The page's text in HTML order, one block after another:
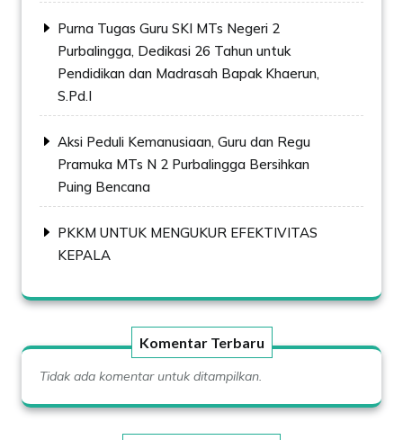
Purna Tugas Guru SKI MTs Negeri 2
Purbalingga, Dedikasi 26 Tahun untuk
Pendidikan dan Madrasah Bapak Khaerun,
S.Pd.I
Aksi Peduli Kemanusiaan, Guru dan Regu
Pramuka MTs N 2 Purbalingga Bersihkan
Puing Bencana
PKKM UNTUK MENGUKUR EFEKTIVITAS
KEPALA
Komentar Terbaru
Tidak ada komentar untuk ditampilkan.